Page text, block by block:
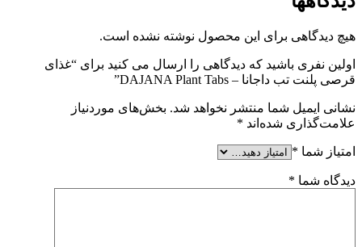
هیچ دیدگاهی برای این محصول نوشته نشده است.
اولین نفری باشید که دیدگاهی را ارسال می کنید برای “غذای
قرصی پلنت تب داجانا – DAJANA Plant Tabs”
نشانی ایمیل شما منتشر نخواهد شد. بخش‌های موردنیاز
علامت‌گذاری شده‌اند *
امتیاز شما *
دیدگاه شما *